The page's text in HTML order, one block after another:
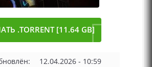
.TORRENT [11.64 GB]
12.04.2026 - 10:59